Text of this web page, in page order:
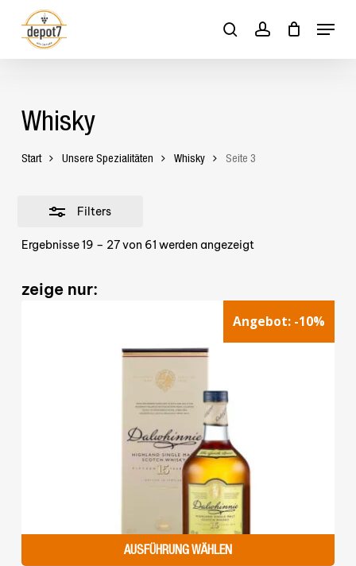
main
searchaccount
Menu
Close
Whisky
Start Unsere Spezialitäten Whisky Seite 3
Filters
Ergebnisse 19 – 27 von 61 werden angezeigt
Close
Filters
zeige nur:
Angebot: -10%
AUSFÜHRUNG WÄHLEN